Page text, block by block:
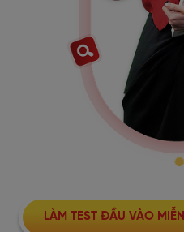
LÀM TEST ĐẦU VÀO